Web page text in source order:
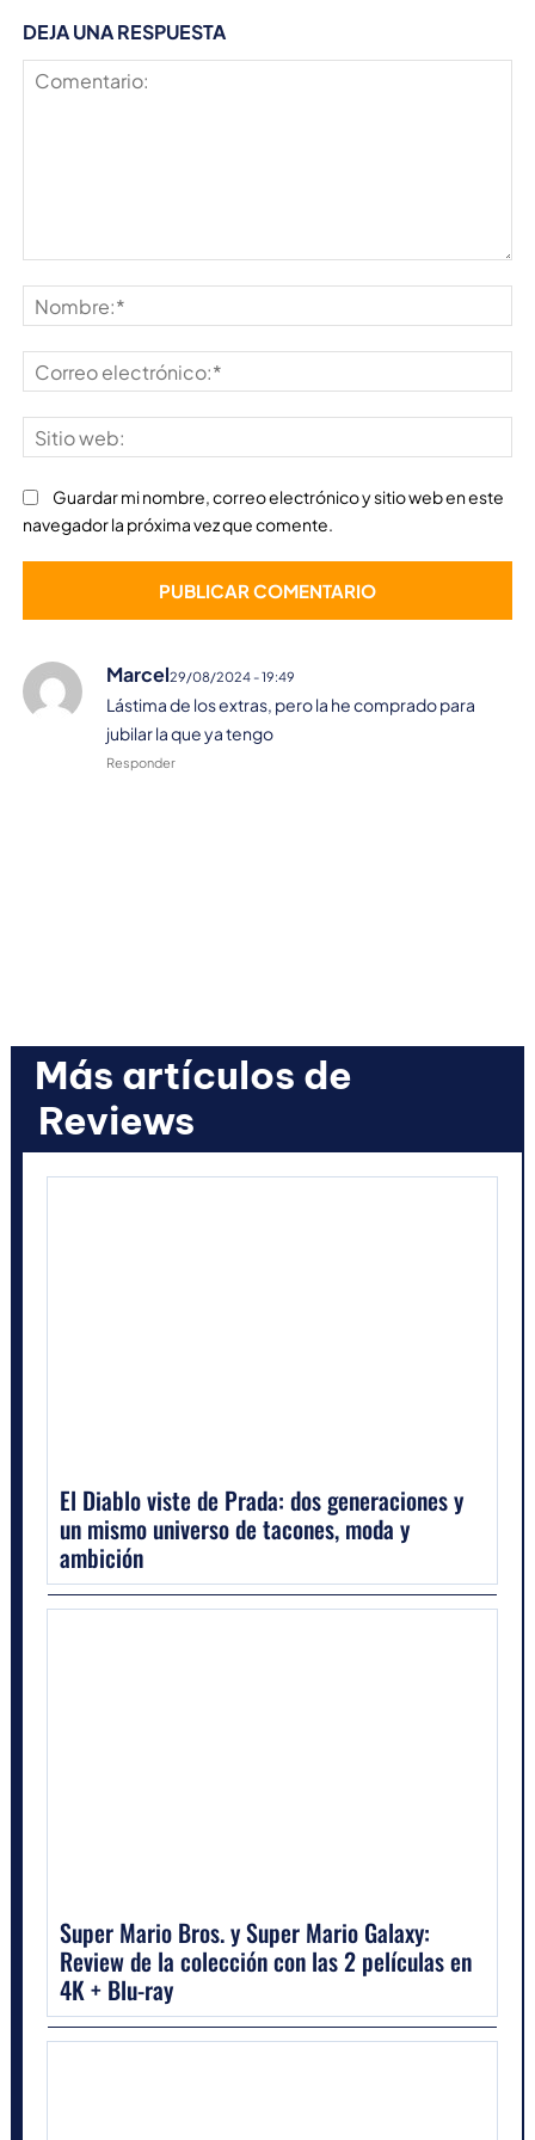
Marcel29/08/2024 - 19:49
Lástima de los extras, pero la he comprado para
jubilar la que ya tengo
Responder
DEJA UNA RESPUESTA
Guardar mi nombre, correo electrónico y sitio web en este
navegador la próxima vez que comente.
Más artículos de
Reviews
El Diablo viste de Prada: dos generaciones y
un mismo universo de tacones, moda y
ambición
Super Mario Bros. y Super Mario Galaxy:
Review de la colección con las 2 películas en
4K + Blu-ray